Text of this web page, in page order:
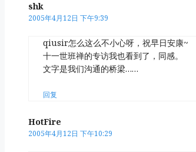
shk
2005年4月12日 下午9:39
qiusir怎么这么不小心呀，祝早日安康~
十一世班禅的专访我也看到了，同感。
文字是我们沟通的桥梁……
回复
HotFire
2005年4月12日 下午10:29